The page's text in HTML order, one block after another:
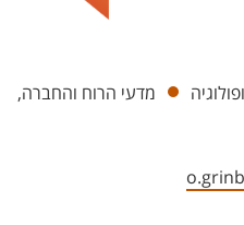
מדעי הרוח והחברה,